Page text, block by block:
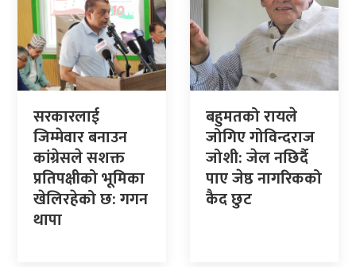
सरकारलाई
जिम्मेवार बनाउन
कांग्रेसले सशक्त
प्रतिपक्षीको भूमिका
खेलिरहेको छ: गगन
थापा
बहुमतको रायले
जोगिए गोविन्दराज
जोशी: जेल नछिर्दै
पाए जेष्ठ नागरिकको
कैद छुट